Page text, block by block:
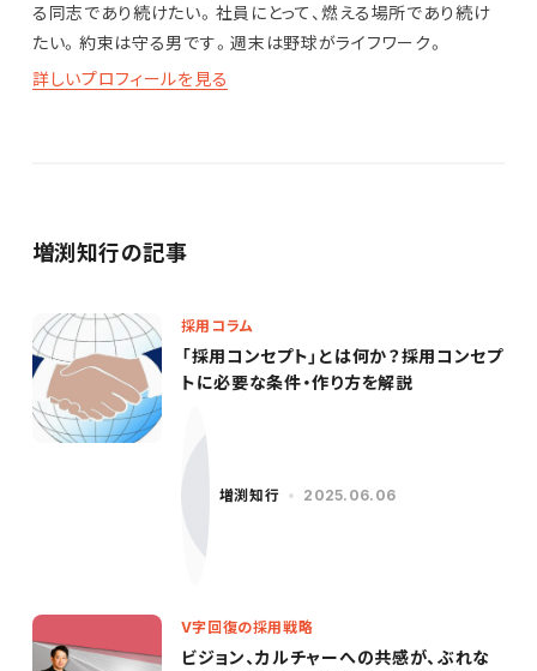
る同志であり続けたい。社員にとって、燃える場所であり続け
たい。約束は守る男です。週末は野球がライフワーク。
詳しいプロフィールを見る
増渕知行の記事
採用コラム
「採用コンセプト」とは何か？採用コンセプ
トに必要な条件・作り方を解説
増渕知行 2025.06.06
V字回復の採用戦略
ビジョン、カルチャーへの共感が、ぶれな